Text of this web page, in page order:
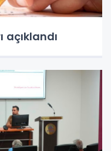
açıklandı